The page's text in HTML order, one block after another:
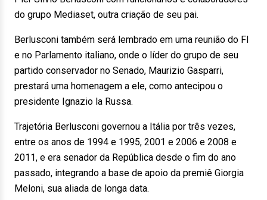
do grupo Mediaset, outra criação de seu pai.
Berlusconi também será lembrado em uma reunião do FI
e no Parlamento italiano, onde o líder do grupo de seu
partido conservador no Senado, Maurizio Gasparri,
prestará uma homenagem a ele, como antecipou o
presidente Ignazio la Russa.
Trajetória Berlusconi governou a Itália por três vezes,
entre os anos de 1994 e 1995, 2001 e 2006 e 2008 e
2011, e era senador da República desde o fim do ano
passado, integrando a base de apoio da premiê Giorgia
Meloni, sua aliada de longa data.